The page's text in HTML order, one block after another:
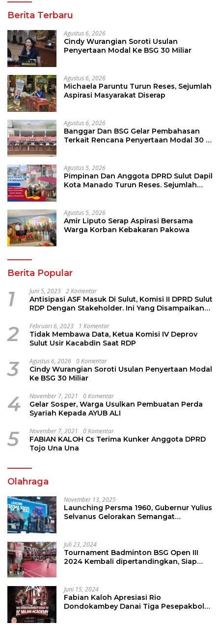
Berita Terbaru
Agustus 6, 2026
Cindy Wurangian Soroti Usulan
Penyertaan Modal Ke BSG 30 Miliar
Agustus 6, 2026
Michaela Paruntu Turun Reses, Sejumlah
Aspirasi Masyarakat Diserap
Agustus 6, 2026
Banggar Dan BSG Gelar Pembahasan
Terkait Rencana Penyertaan Modal 30 M
Agustus 5, 2026
Pimpinan Dan Anggota DPRD Sulut Dapil
Kota Manado Turun Reses. Sejumlah
Agustus 5, 2026
Amir Liputo Serap Aspirasi Bersama
Warga Korban Kebakaran Pakowa
Berita Popular
1 Juni 5, 2023 2 Komentar
Antisipasi ASF Masuk Di Sulut, Komisi II DPRD Sulut
RDP Dengan Stakeholder. Ini Yang Disampaikan
2 Februari 6, 2023 1 Komentar
Tidak Membawa Data, Ketua Komisi IV Deprov
Sulut Usir Kacabdin Saat RDP
3 Agustus 6, 2026 0 Komentar
Cindy Wurangian Soroti Usulan Penyertaan Modal
Ke BSG 30 Miliar
4 November 7, 2021 0 Komentar
Gelar Sosper, Warga Usulkan Pembuatan Perda
Syariah Kepada AYUB ALI
5 November 7, 2021 0 Komentar
FABIAN KALOH Cs Terima Kunker Anggota DPRD
Tojo Una Una
Olahraga
November 13, 2025
Launching Persma 1960, Gubernur Yulius
Selvanus Gelorakan Semangat
Juli 23, 2024
Tournament Badminton BSG Open III
2024 Kembali dipertandingkan, Siap
Juni 15, 2024
Fabian Kaloh Apresiasi Rio
Dondokambey Danai Tiga Pesepakbola